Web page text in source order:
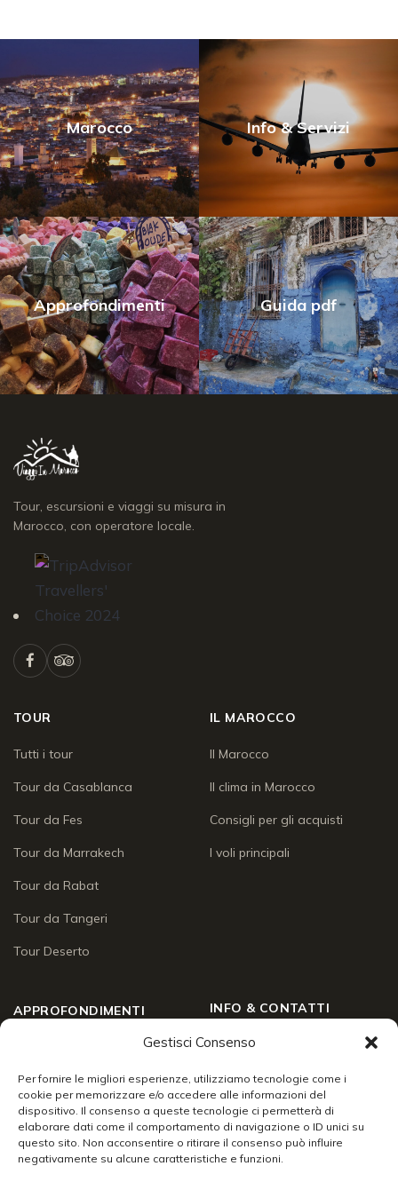
Gestisci Consenso
Per fornire le migliori esperienze, utilizziamo tecnologie come i
cookie per memorizzare e/o accedere alle informazioni del
dispositivo. Il consenso a queste tecnologie ci permetterà di
elaborare dati come il comportamento di navigazione o ID unici su
questo sito. Non acconsentire o ritirare il consenso può influire
negativamente su alcune caratteristiche e funzioni.
Marocco Info & Servizi
Approfondimenti Guida pdf
Tour, escursioni e viaggi su misura in
Marocco, con operatore locale.
TOUR
Tutti i tour
Tour da Casablanca
Tour da Fes
Tour da Marrakech
Tour da Rabat
Tour da Tangeri
Tour Deserto
IL MAROCCO
Il Marocco
Il clima in Marocco
Consigli per gli acquisti
I voli principali
APPROFONDIMENTI
Enogastronomia
Lo sai che
Racconti di viaggio
INFO & CONTATTI
Chi siamo
Social Wall
Contatti
24/7 support